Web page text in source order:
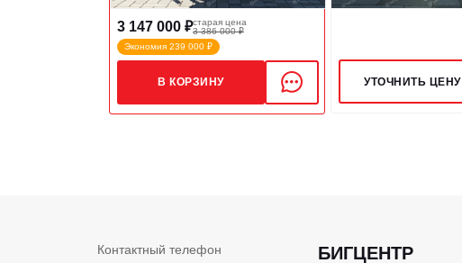
3 147 000 ₽старая цена
3 386 000 ₽
Экономия 239 000 ₽
В КОРЗИНУ УТОЧНИТЬ ЦЕНУ
Контактный телефон БИГЦЕНТР